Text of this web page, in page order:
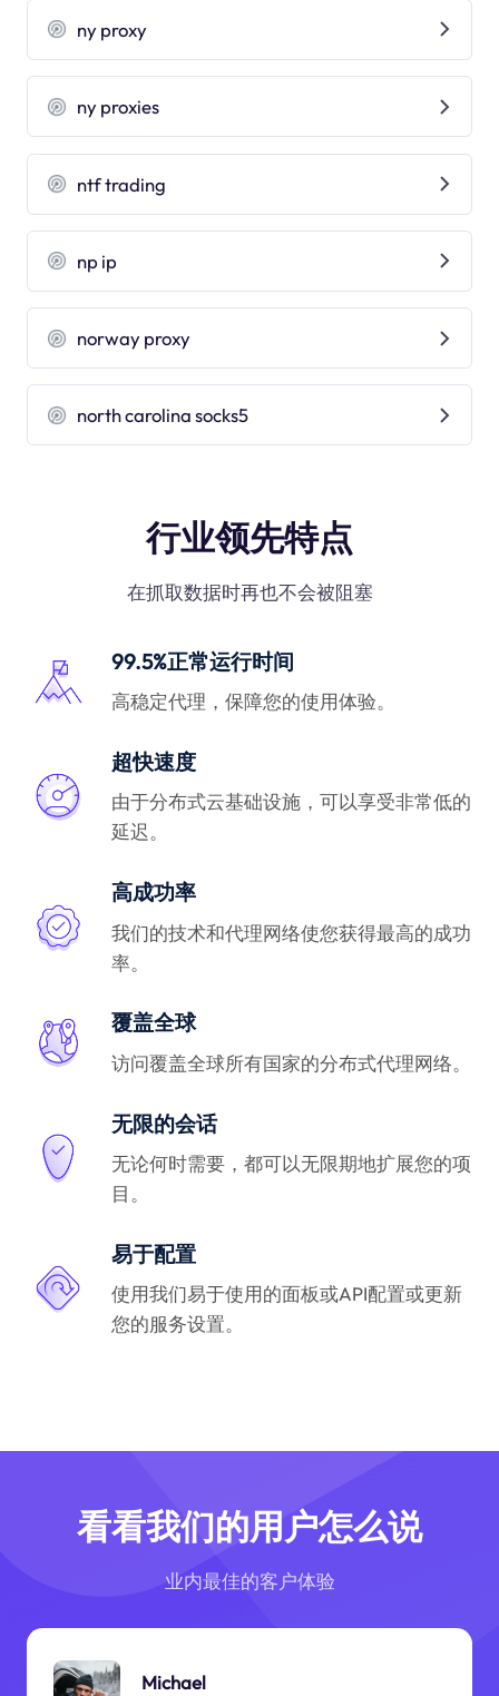
ny proxy
ny proxies
ntf trading
np ip
norway proxy
north carolina socks5
行业领先特点
在抓取数据时再也不会被阻塞
99.5%正常运行时间
高稳定代理，保障您的使用体验。
超快速度
由于分布式云基础设施，可以享受非常低的
延迟。
高成功率
我们的技术和代理网络使您获得最高的成功
率。
覆盖全球
访问覆盖全球所有国家的分布式代理网络。
无限的会话
无论何时需要，都可以无限期地扩展您的项
目。
易于配置
使用我们易于使用的面板或API配置或更新
您的服务设置。
看看我们的用户怎么说
业内最佳的客户体验
Michael